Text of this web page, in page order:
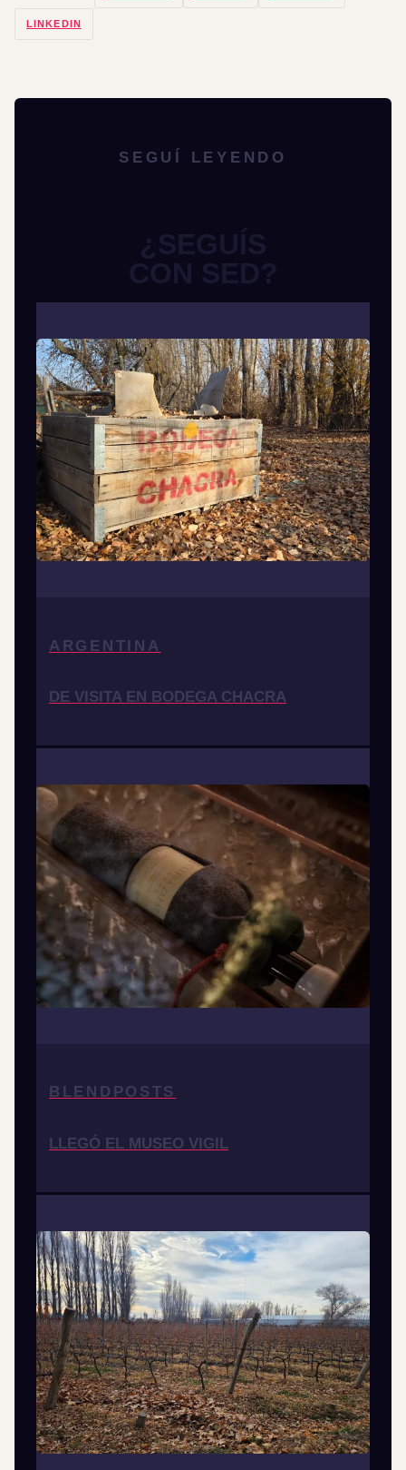
LINKEDIN
SEGUÍ LEYENDO
¿SEGUÍS
CON SED?
ARGENTINA
DE VISITA EN BODEGA CHACRA
BLENDPOSTS
LLEGÓ EL MUSEO VIGIL